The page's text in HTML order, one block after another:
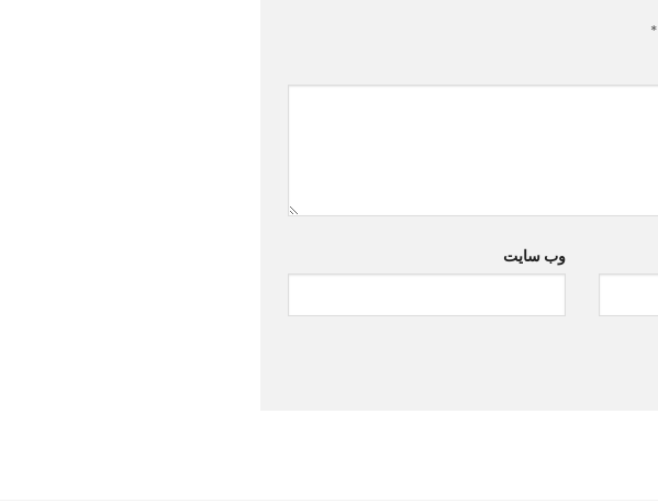
*
وب‌ سایت